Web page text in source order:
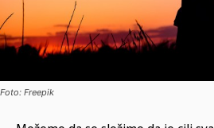
Foto: Freepik